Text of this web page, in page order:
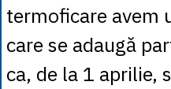
termoficare avem
care se adaugă
ca, de la 1 aprilie,